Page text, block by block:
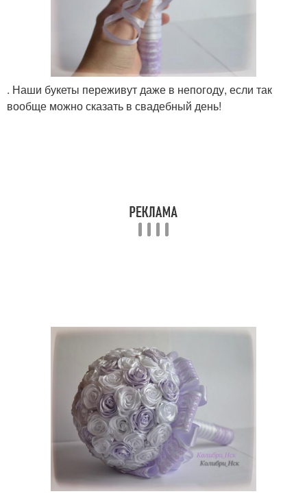
. Наши букеты переживут даже в непогоду, если так
вообще можно сказать в свадебный день!